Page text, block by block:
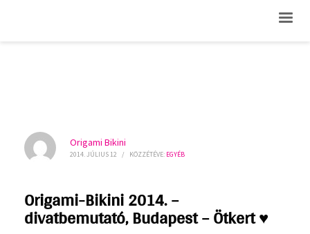
Origami Bikini
2014. JÚLIUS 12 / KÖZZÉTÉVE: EGYÉB
Origami-Bikini 2014. –
divatbemutató, Budapest – Ötkert ♥